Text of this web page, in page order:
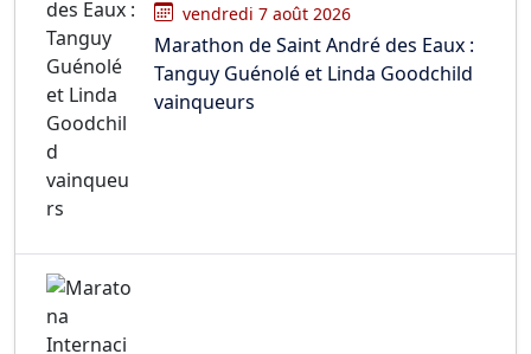
vendredi 7 août 2026
Marathon de Saint André des Eaux :
Tanguy Guénolé et Linda Goodchild
vainqueurs